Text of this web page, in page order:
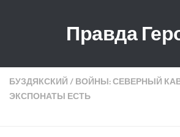
Правда
БУЗДЯКСКИЙ / ВОЙНЫ: СЕВЕРНЫЙ
ЭКСПОНАТЫ ЕСТЬ